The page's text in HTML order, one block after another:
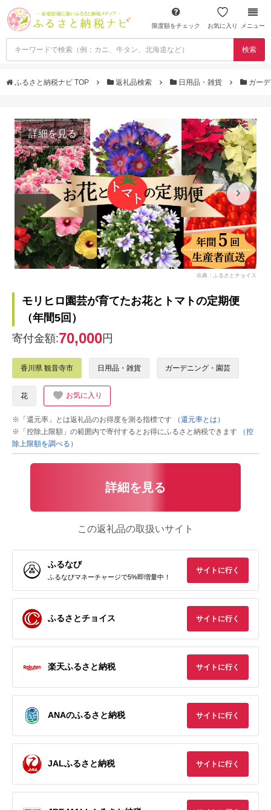
限度額をチェック お気に入り メニュー
検索
ふるさと納税ナビ TOP 返礼品検索 日用品・雑貨 ガー
詳細を見る
出典：ふるさとチョイス
モリヒロ園芸が育てたお花とトマトの定期便
（年間5回）
寄付金額:70,000円
香川県 観音寺市 日用品・雑貨 ガーデニング・園芸
花 お気に入り
※「還元率」とは返礼品のお得度を測る指標です
（還元率とは）
※「控除上限額」の範囲内で寄付するとお得にふるさと納税できます
（控
除上限額を調べる）
詳細を見る
この返礼品の取扱いサイト
ふるなび
ふるなびマネーチャージで5%即増量中！
サイトに行く
ふるさとチョイス サイトに行く
楽天ふるさと納税 サイトに行く
ANAのふるさと納税 サイトに行く
JALふるさと納税 サイトに行く